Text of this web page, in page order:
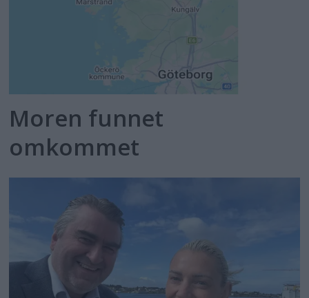
Moren funnet
omkommet